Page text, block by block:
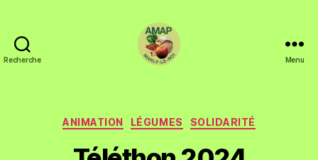
Recherche Menu
ANIMATION LÉGUMES SOLIDARITÉ